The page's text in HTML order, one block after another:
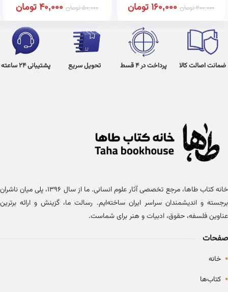
200,000تومان 160,000تومان 50,000تومان 40,000تومان
ضمانت اصالت کالا پرداخت در 4 قسط تحویل سریع پشتیبانی 24 ساعته
خانه کتاب طاها، مرجع تخصصی آثار علوم انسانی. ما از سال ۱۳۹۶، پلی میان ناشران
برجسته و اندیشمندان سراسر ایران ساخته‌ایم. رسالت ما، گزینش و ارائه برترین
عناوین فلسفه، حقوق، ادبیات و هنر برای شماست.
صفحات
• خانه
• کتاب‌ها